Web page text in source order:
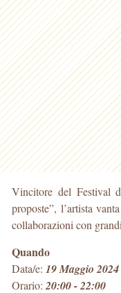
Vincitore del Festival
proposte”, l’artista
collaborazioni con
Quando
Data/e: 19 Maggio 2024
Orario: 20:00 - 22:00